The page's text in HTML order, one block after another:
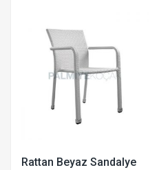
Rattan Beyaz Sandalye